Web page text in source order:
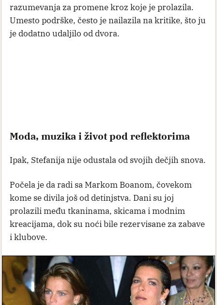
razumevanja za promene kroz koje je prolazila.
Umesto podrške, često je nailazila na kritike, što ju
je dodatno udaljilo od dvora.
Moda, muzika i život pod reflektorima
Ipak, Stefanija nije odustala od svojih dečjih snova.
Počela je da radi sa Markom Boanom, čovekom
kome se divila još od detinjstva. Dani su joj
prolazili među tkaninama, skicama i modnim
kreacijama, dok su noći bile rezervisane za zabave
i klubove.